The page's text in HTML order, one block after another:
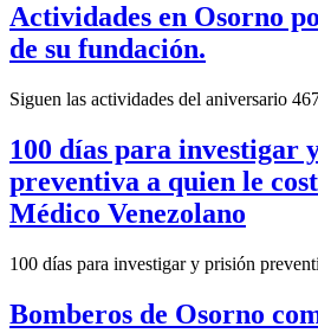
Actividades en Osorno
de su fundación.
Siguen las actividades del aniversario
100 días para investigar
preventiva a quien le
Médico Venezolano
100 días para investigar y prisión
Bomberos de Osorno